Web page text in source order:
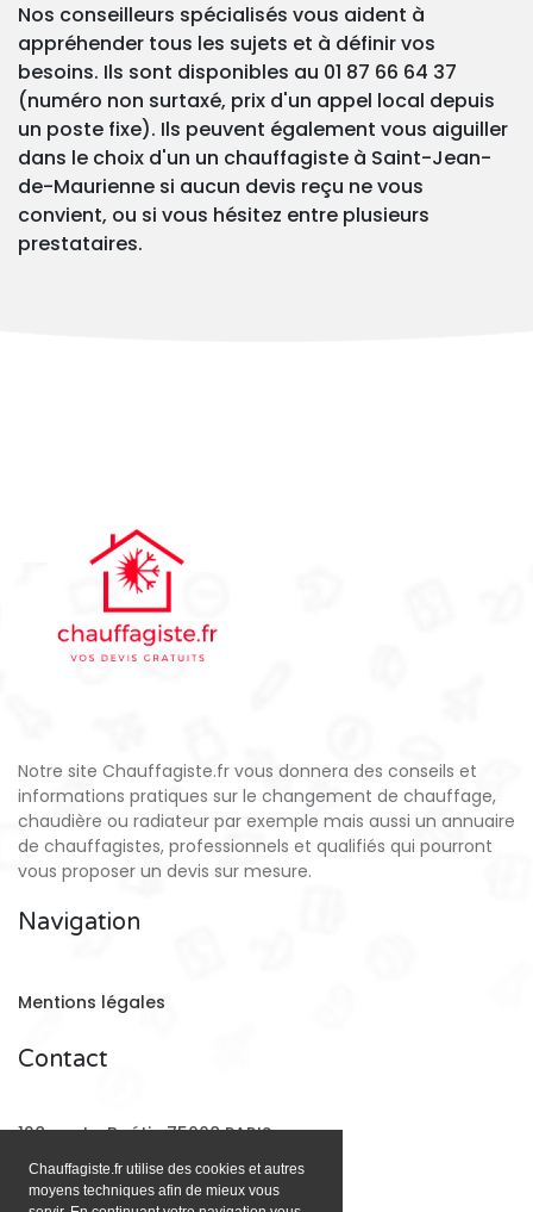
Chauffagiste.fr utilise des cookies et autres
moyens techniques afin de mieux vous
Nos conseilleurs spécialisés vous aident à
appréhender tous les sujets et à définir vos
besoins. Ils sont disponibles au 01 87 66 64 37
(numéro non surtaxé, prix d'un appel local depuis
un poste fixe). Ils peuvent également vous aiguiller
dans le choix d'un un chauffagiste à Saint-Jean-
de-Maurienne si aucun devis reçu ne vous
convient, ou si vous hésitez entre plusieurs
prestataires.
Notre site Chauffagiste.fr vous donnera des conseils et
informations pratiques sur le changement de chauffage,
chaudière ou radiateur par exemple mais aussi un annuaire
de chauffagistes, professionnels et qualifiés qui pourront
vous proposer un devis sur mesure.
Navigation
Mentions légales
Contact
128 rue La Boétie 75008 PARIS
Email: contact@chauffagiste.fr